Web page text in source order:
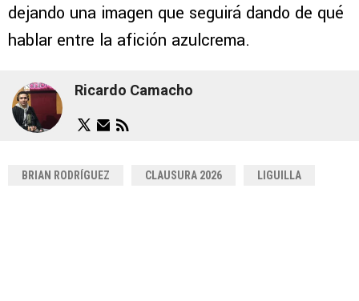
dejando una imagen que seguirá dando de qué
hablar entre la afición azulcrema.
Ricardo Camacho
BRIAN RODRÍGUEZ CLAUSURA 2026 LIGUILLA